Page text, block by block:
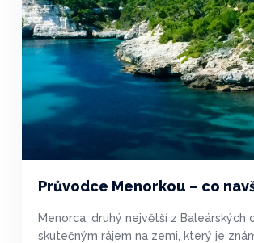
Průvodce Menorkou – co
Menorca, druhý největší z Baleárských
skutečným rájem na zemi, který je